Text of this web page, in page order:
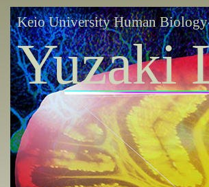
Keio University Human
Yuzaki